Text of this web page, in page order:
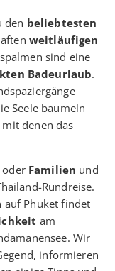
den beliebtesten
weitläufigen
sind eine
Badeurlaub.
Seele baumeln
denen das
oder Familien und
Rundreise.
auf Phuket findet
am
Wir
informieren